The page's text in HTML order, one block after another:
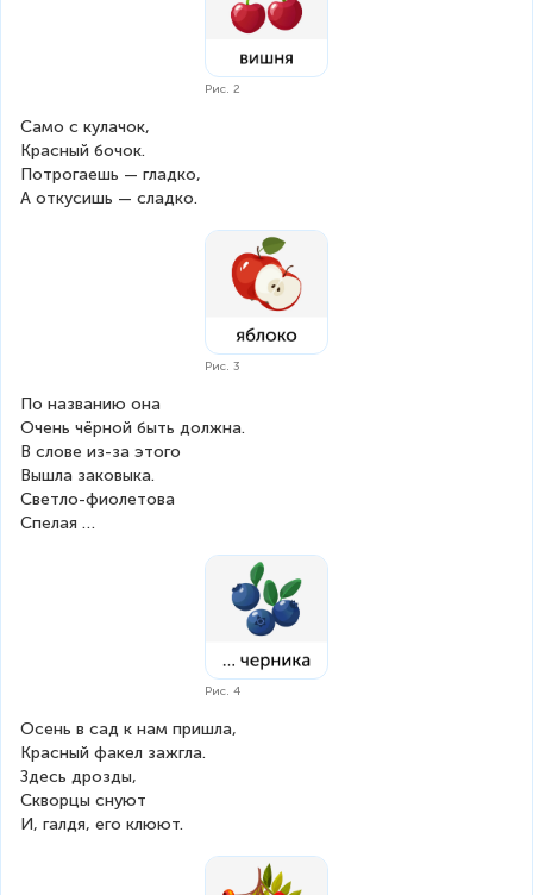
Рис. 2
Само с кулачок,
Красный бочок.
Потрогаешь — гладко,
А откусишь — сладко.
Рис. 3
По названию она
Очень чёрной быть должна.
В слове из-за этого
Вышла заковыка.
Светло-фиолетова
Спелая …
Рис. 4
Осень в сад к нам пришла,
Красный факел зажгла.
Здесь дрозды,
Скворцы снуют
И, галдя, его клюют.